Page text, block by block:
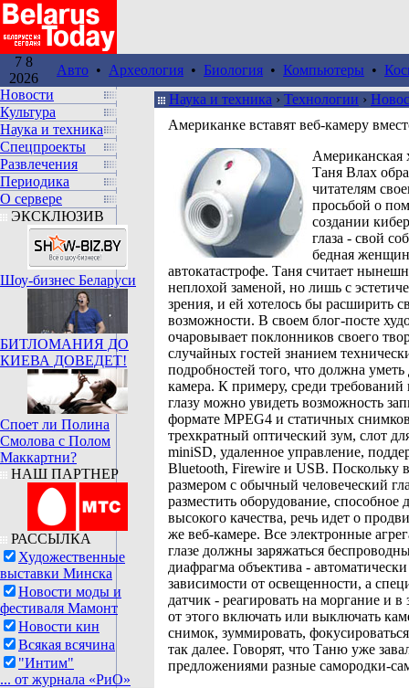
7 8
2026
Авто • Археология • Биология • Компьютеры •
Новости
Культура
Наука и техника
Спецпроекты
Развлечения
Периодика
О сервере
ЭКСКЛЮЗИВ
Шоу-бизнес Беларуси
БИТЛОМАНИЯ ДО
КИЕВА ДОВЕДЕТ!
Споет ли Полина
Смолова с Полом
Маккартни?
НАШ ПАРТНЕР
РАССЫЛКА
Художественные
выставки Минска
Новости моды и
фестиваля Мамонт
Новости кин
Всякая всячина
"Интим"
... от журнала «РиО»
Наука и техника › Технологии ›
Американке вставят веб-камеру
Американская
Таня Влах
читателям
просьбой о
создании
глаза - свой
бедная
автокатастрофе. Таня считает
неплохой заменой, но лишь с
зрения, и ей хотелось бы расширить
возможности. В своем блог-посте
очаровывает поклонников своего
случайных гостей знанием
подробностей того, что должна уметь
камера. К примеру, среди
глазу можно увидеть возможность
формате MPEG4 и статичных
трехкратный оптический зум, слот
miniSD, удаленное управление,
Bluetooth, Firewire и USB. Поскольку
размером с обычный человеческий
разместить оборудование, способное
высокого качества, речь идет о
же веб-камере. Все электронные
глазе должны заряжаться
диафрагма объектива -
зависимости от освещенности, а
датчик - реагировать на моргание и в
от этого включать или выключать
снимок, зуммировать,
так далее. Говорят, что Таню уже
предложениями разные самородки-